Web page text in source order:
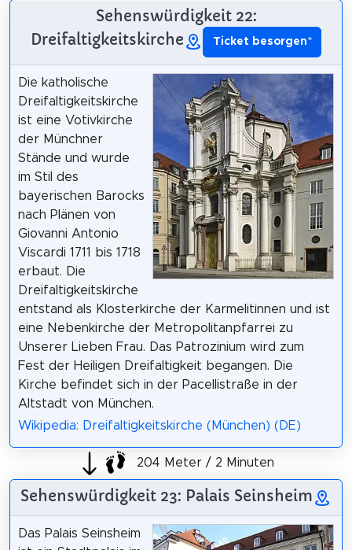
Sehenswürdigkeit 22:
Dreifaltigkeitskirche
Ticket besorgen*
Die katholische
Dreifaltigkeitskirche
ist eine Votivkirche
der Münchner
Stände und wurde
im Stil des
bayerischen Barocks
nach Plänen von
Giovanni Antonio
Viscardi 1711 bis 1718
erbaut. Die
Dreifaltigkeitskirche
entstand als Klosterkirche der Karmelitinnen und ist
eine Nebenkirche der Metropolitanpfarrei zu
Unserer Lieben Frau. Das Patrozinium wird zum
Fest der Heiligen Dreifaltigkeit begangen. Die
Kirche befindet sich in der Pacellistraße in der
Altstadt von München.
Wikipedia: Dreifaltigkeitskirche (München) (DE)
204 Meter / 2 Minuten
Sehenswürdigkeit 23: Palais Seinsheim
Das Palais Seinsheim